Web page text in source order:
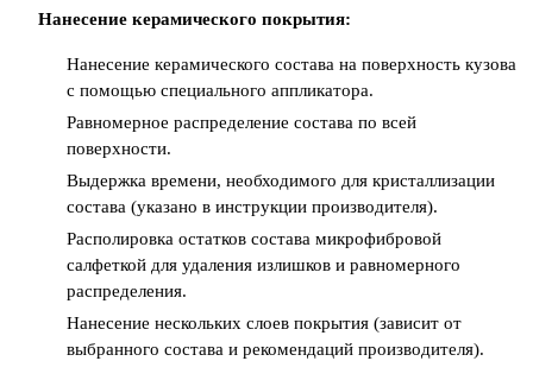
Нанесение керамического покрытия:
Нанесение керамического состава на поверхность кузова
с помощью специального аппликатора.
Равномерное распределение состава по всей
поверхности.
Выдержка времени, необходимого для кристаллизации
состава (указано в инструкции производителя).
Располировка остатков состава микрофибровой
салфеткой для удаления излишков и равномерного
распределения.
Нанесение нескольких слоев покрытия (зависит от
выбранного состава и рекомендаций производителя).